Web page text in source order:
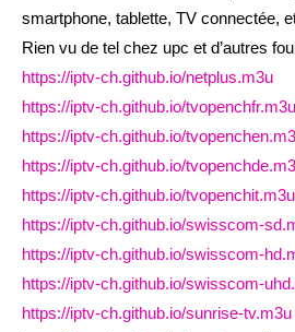
smartphone, tablette, TV connectée,
Rien vu de tel chez upc et d’autres
https://iptv-ch.github.io/netplus.m3u
https://iptv-ch.github.io/tvopenchfr.m3u
https://iptv-ch.github.io/
https://iptv-ch.github.io/
https://iptv-ch.github.io/tvopenchit.m3u
https://iptv-ch.github.io/swisscom-
https://iptv-ch.github.io/swisscom-
https://iptv-ch.github.io/swisscom-
https://iptv-ch.github.io/sunrise-tv.m3u